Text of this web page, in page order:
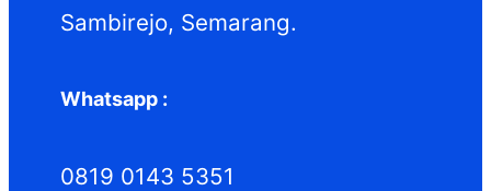
Sambirejo, Semarang.
Whatsapp :
0819 0143 5351